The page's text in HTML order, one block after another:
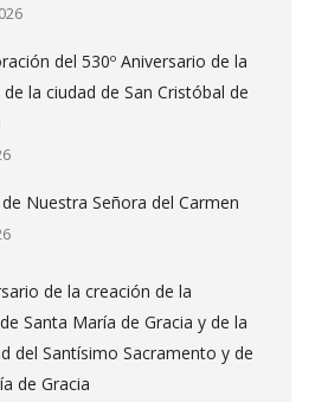
del 530º Aniversario de la
la ciudad de San Cristóbal de
Nuestra Señora del Carmen
de la creación de la
Santa María de Gracia y de la
del Santísimo Sacramento y de
de Gracia